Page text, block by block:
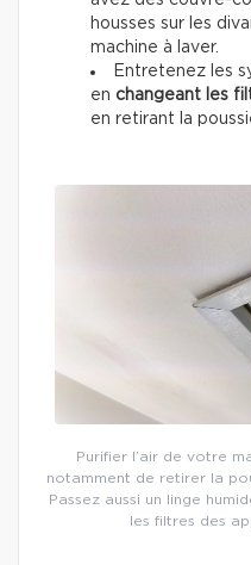
housses sur les
machine à laver.
Entretenez les
en changeant les
en retirant la
Purifier l’air de votre
notamment de retirer la
Passez aussi un linge
les filtres des